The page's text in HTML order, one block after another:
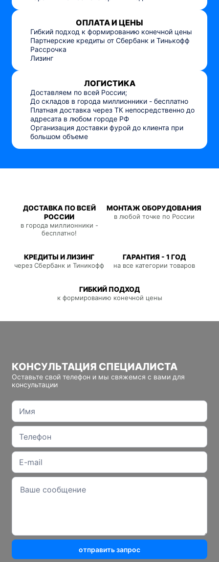
ОПЛАТА И ЦЕНЫ
Гибкий подход к формированию конечной цены
Партнерские кредиты от Сбербанк и Тинькофф
Рассрочка
Лизинг
ЛОГИСТИКА
Доставляем по всей России;
До складов в города миллионники - бесплатно
Платная доставка через ТК непосредственно до
адресата в любом городе РФ
Организация доставки фурой до клиента при
большом объеме
ДОСТАВКА ПО ВСЕЙ
РОССИИ
в города миллионники -
бесплатно!
МОНТАЖ ОБОРУДОВАНИЯ
в любой точке по России
КРЕДИТЫ И ЛИЗИНГ
через Сбербанк и Тиникофф
ГАРАНТИЯ - 1 ГОД
на все категории товаров
ГИБКИЙ ПОДХОД
к формированию конечной цены
КОНСУЛЬТАЦИЯ СПЕЦИАЛИСТА
Оставьте свой телефон и мы свяжемся с вами для
консультации
отправить запрос